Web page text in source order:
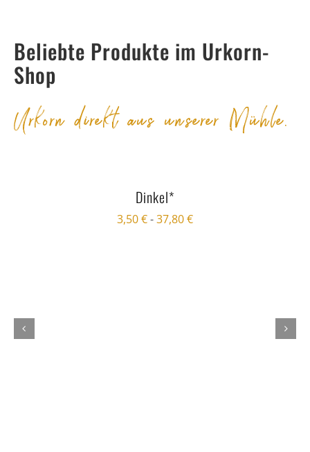
Beliebte Produkte im Urkorn-
Shop
Urkorn direkt aus unserer Mühle.
Dinkel*
3,50€-37,80€